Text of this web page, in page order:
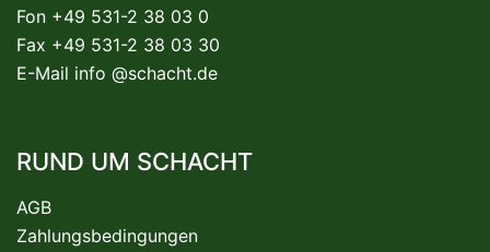
Fon +49 531-2 38 03 0
Fax +49 531-2 38 03 30
E-Mail info @schacht.de
RUND UM SCHACHT
AGB
Zahlungsbedingungen